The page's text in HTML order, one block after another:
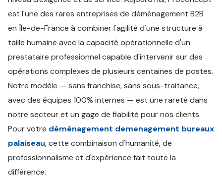
est l'une des rares entreprises de déménagement B2B
en Île-de-France à combiner l'agilité d'une structure à
taille humaine avec la capacité opérationnelle d'un
prestataire professionnel capable d'intervenir sur des
opérations complexes de plusieurs centaines de postes.
Notre modèle — sans franchise, sans sous-traitance,
avec des équipes 100% internes — est une rareté dans
notre secteur et un gage de fiabilité pour nos clients.
Pour votre déménagement demenagement bureaux
palaiseau, cette combinaison d'humanité, de
professionnalisme et d'expérience fait toute la
différence.